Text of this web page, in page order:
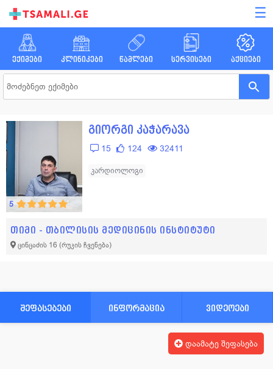
☰
ექიმები კლინიკები წამლები სერვისები აქციები
5
გიორგი კაჭარავა
15 124 32411
კარდიოლოგი
თიმი - თბილისის მედიცინის ინსტიტუტი
ცინცაძის 16 (რუკის ჩვენება)
შეფასებები ინფორმაცია ვიდეოები
დაამატე შეფასება